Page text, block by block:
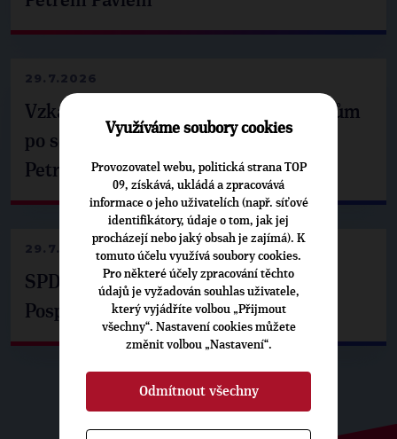
29.7.2026
Vzkaz Matěje Ondřeje Havla příznivcům
po setkání s prezidentem republiky
Petrem Pavlem
29.7.2026
SPD už není ve zprávě o extremismu.
Pospíšil: Je tu pachuť
Využíváme soubory cookies
Provozovatel webu, politická strana TOP
09, získává, ukládá a zpracovává
informace o jeho uživatelích (např. síťové
identifikátory, údaje o tom, jak jej
procházejí nebo jaký obsah je zajímá). K
tomuto účelu využívá soubory cookies.
Pro některé účely zpracování těchto
údajů je vyžadován souhlas uživatele,
který vyjádříte volbou „Přijmout
všechny“. Nastavení cookies můžete
změnit volbou „Nastavení“.
Odmítnout všechny